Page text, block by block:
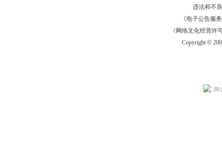
违法和不
《电子公告服务
《网络文化经营许
Copyright ©
闽